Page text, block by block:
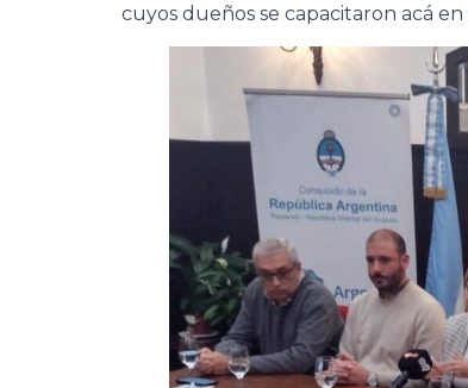
cuyos dueños se capacitaron acá